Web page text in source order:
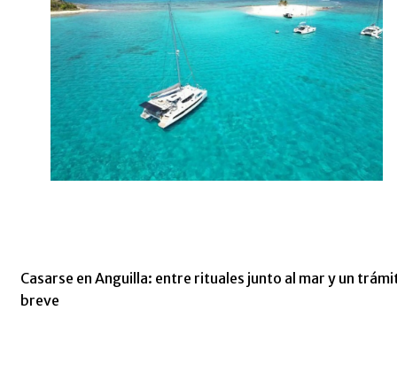
Casarse en Anguilla: entre rituales junto al mar y un
breve